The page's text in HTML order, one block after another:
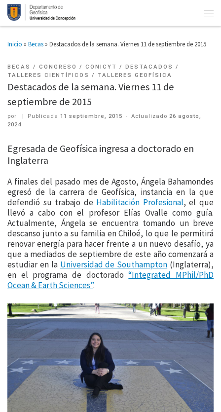
Inicio » Becas » Destacados de la semana. Viernes 11 de septiembre de 2015
BECAS CONGRESO CONICYT
DESTACADOS
TALLERES CIENTÍFICOS
TALLERES GEOFÍSICA
Destacados de la semana. Viernes 11 de
septiembre de 2015
por | Publicada11 septiembre, 2015 - Actualizado26 agosto,
2024
Egresada de Geofísica ingresa a doctorado en
Inglaterra
A finales del pasado mes de Agosto, Ángela Bahamondes
egresó de la carrera de Geofísica, instancia en la que
defendió su trabajo de Habilitación Profesional, el que
llevó a cabo con el profesor Elías Ovalle como guía.
Actualmente, Ángela se encuentra tomando un breve
descanso junto a su familia en Chiloé, lo que le permitirá
renovar energía para hacer frente a un nuevo desafío, ya
que a mediados de septiembre de este año comenzará a
estudiar en la Universidad de Southampton (Inglaterra),
en el programa de doctorado“Integrated MPhil/PhD
Ocean & Earth Sciences”.